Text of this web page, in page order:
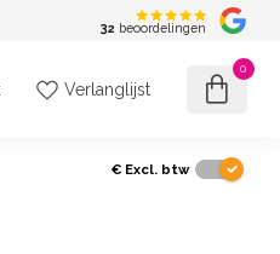
32 beoordelingen
Verlanglijst
0
€ Excl. btw